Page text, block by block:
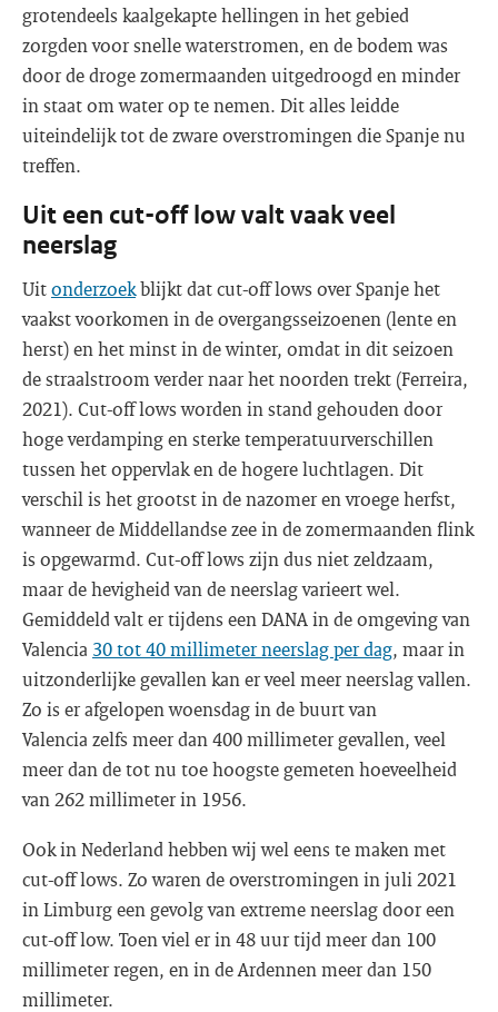
grotendeels kaalgekapte hellingen in het gebied
zorgden voor snelle waterstromen, en de bodem was
door de droge zomermaanden uitgedroogd en minder
in staat om water op te nemen. Dit alles leidde
uiteindelijk tot de zware overstromingen die Spanje nu
treffen.
Uit een cut-off low valt vaak veel
neerslag
Uitonderzoekblijkt dat cut-off lows over Spanje het
vaakst voorkomen in de overgangsseizoenen (lente en
herst) en het minst in de winter, omdat in dit seizoen
de straalstroom verder naar het noorden trekt (Ferreira,
2021). Cut-off lows worden in stand gehouden door
hoge verdamping en sterke temperatuurverschillen
tussen het oppervlak en de hogere luchtlagen. Dit
verschil is het grootst in de nazomer en vroege herfst,
wanneer de Middellandse zee in de zomermaanden flink
is opgewarmd. Cut-off lows zijn dus niet zeldzaam,
maar de hevigheid van de neerslag varieert wel.
Gemiddeld valt er tijdens een DANA in de omgeving van
Valencia 30 tot 40 millimeter neerslag per dag, maar in
uitzonderlijke gevallen kan er veel meer neerslag vallen.
Zo is er afgelopen woensdag in de buurt van
Valencia zelfs meer dan 400 millimeter gevallen, veel
meer dan de tot nu toe hoogste gemeten hoeveelheid
van 262 millimeter in 1956.
Ook in Nederland hebben wij wel eens te maken met
cut-off lows. Zo waren de overstromingen in juli 2021
in Limburg een gevolg van extreme neerslag door een
cut-off low. Toen viel er in 48 uur tijd meer dan 100
millimeter regen, en in de Ardennen meer dan 150
millimeter.